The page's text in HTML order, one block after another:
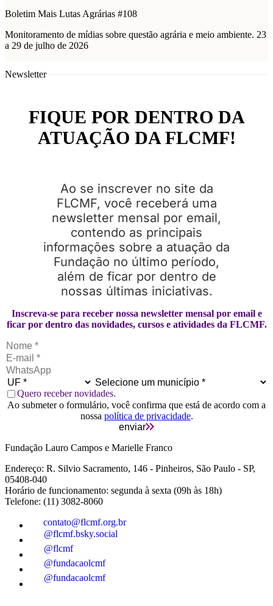
Boletim Mais Lutas Agrárias #108
Monitoramento de mídias sobre questão agrária e meio ambiente. 23
a 29 de julho de 2026
Newsletter
Inscreva-se para receber nossa newsletter mensal por email e
ficar por dentro das novidades, cursos e atividades da FLCMF.
Quero receber novidades.
Ao submeter o formulário, você confirma que está de acordo com a
nossa política de privacidade.
enviar
FIQUE POR DENTRO DA
ATUAÇÃO DA FLCMF!
Ao se inscrever no site da
FLCMF, você receberá uma
newsletter mensal por email,
contendo as principais
informações sobre a atuação da
Fundação no último período,
além de ficar por dentro de
nossas últimas iniciativas.
Fundação Lauro Campos e Marielle Franco
Endereço: R. Silvio Sacramento, 146 - Pinheiros, São Paulo - SP,
05408-040
Horário de funcionamento: segunda à sexta (09h às 18h)
Telefone: (11) 3082-8060
contato@flcmf.org.br
@flcmf.bsky.social
@flcmf
@fundacaolcmf
@fundacaolcmf